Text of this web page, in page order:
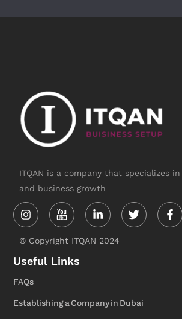
ITQAN is a company that specializes
and business growth
Instagram Linkedin-
in
Twitter
f
© Copyright ITQAN 2024
Useful Links
FAQs
Establishing a Company in Dubai